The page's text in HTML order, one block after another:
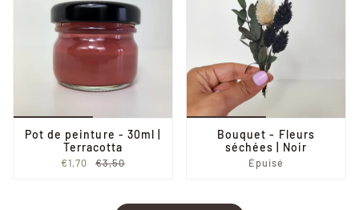
Pot de peinture - 30ml |
Terracotta
€1,70 €3,50
Bouquet - Fleurs
séchées | Noir
Épuisé